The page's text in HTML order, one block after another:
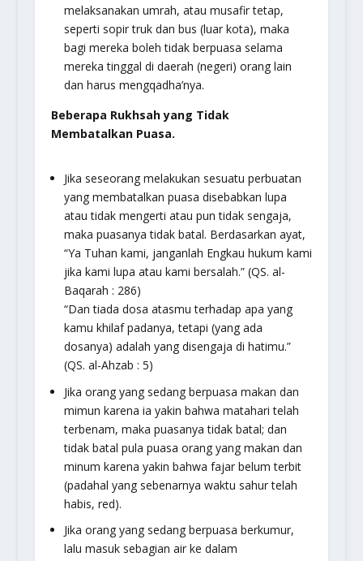
melaksanakan umrah, atau musafir tetap,
seperti sopir truk dan bus (luar kota), maka
bagi mereka boleh tidak berpuasa selama
mereka tinggal di daerah (negeri) orang lain
dan harus mengqadha’nya.
Beberapa Rukhsah yang Tidak
Membatalkan Puasa.
Jika seseorang melakukan sesuatu perbuatan
yang membatalkan puasa disebabkan lupa
atau tidak mengerti atau pun tidak sengaja,
maka puasanya tidak batal. Berdasarkan ayat,
“Ya Tuhan kami, janganlah Engkau hukum kami
jika kami lupa atau kami bersalah.” (QS. al-
Baqarah : 286)
“Dan tiada dosa atasmu terhadap apa yang
kamu khilaf padanya, tetapi (yang ada
dosanya) adalah yang disengaja di hatimu.”
(QS. al-Ahzab : 5)
Jika orang yang sedang berpuasa makan dan
mimun karena ia yakin bahwa matahari telah
terbenam, maka puasanya tidak batal; dan
tidak batal pula puasa orang yang makan dan
minum karena yakin bahwa fajar belum terbit
(padahal yang sebenarnya waktu sahur telah
habis, red).
Jika orang yang sedang berpuasa berkumur,
lalu masuk sebagian air ke dalam